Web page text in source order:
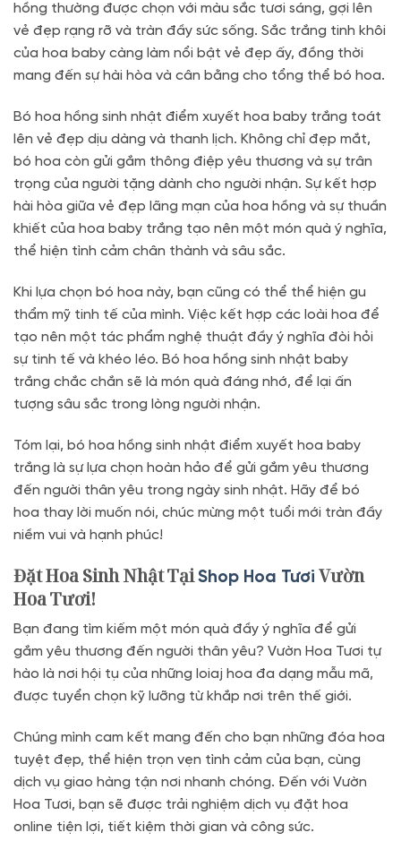
hồng thường được chọn với màu sắc tươi sáng, gợi lên
vẻ đẹp rạng rỡ và tràn đầy sức sống. Sắc trắng tinh khôi
của hoa baby càng làm nổi bật vẻ đẹp ấy, đồng thời
mang đến sự hài hòa và cân bằng cho tổng thể bó hoa.
Bó hoa hồng sinh nhật điểm xuyết hoa baby trắng toát
lên vẻ đẹp dịu dàng và thanh lịch. Không chỉ đẹp mắt,
bó hoa còn gửi gắm thông điệp yêu thương và sự trân
trọng của người tặng dành cho người nhận. Sự kết hợp
hài hòa giữa vẻ đẹp lãng mạn của hoa hồng và sự thuần
khiết của hoa baby trắng tạo nên một món quà ý nghĩa,
thể hiện tình cảm chân thành và sâu sắc.
Khi lựa chọn bó hoa này, bạn cũng có thể thể hiện gu
thẩm mỹ tinh tế của mình. Việc kết hợp các loài hoa để
tạo nên một tác phẩm nghệ thuật đầy ý nghĩa đòi hỏi
sự tinh tế và khéo léo. Bó hoa hồng sinh nhật baby
trắng chắc chắn sẽ là món quà đáng nhớ, để lại ấn
tượng sâu sắc trong lòng người nhận.
Tóm lại, bó hoa hồng sinh nhật điểm xuyết hoa baby
trắng là sự lựa chọn hoàn hảo để gửi gắm yêu thương
đến người thân yêu trong ngày sinh nhật. Hãy để bó
hoa thay lời muốn nói, chúc mừng một tuổi mới tràn đầy
niềm vui và hạnh phúc!
Đặt Hoa Sinh Nhật TạiShop Hoa Tươi Vườn
Hoa Tươi!
Bạn đang tìm kiếm một món quà đầy ý nghĩa để gửi
gắm yêu thương đến người thân yêu? Vườn Hoa Tươi tự
hào là nơi hội tụ của những loiaj hoa đa dạng mẫu mã,
được tuyển chọn kỹ lưỡng từ khắp nơi trên thế giới.
Chúng mình cam kết mang đến cho bạn những đóa hoa
tuyệt đẹp, thể hiện trọn vẹn tình cảm của bạn, cùng
dịch vụ giao hàng tận nơi nhanh chóng. Đến với Vườn
Hoa Tươi, bạn sẽ được trải nghiệm dịch vụ đặt hoa
online tiện lợi, tiết kiệm thời gian và công sức.